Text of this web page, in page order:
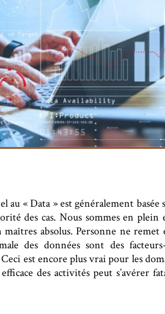
« Data » est généralement
des cas. Nous sommes en plein
absolus. Personne ne
des données sont des
est encore plus vrai pour les
des activités peut s’avérer